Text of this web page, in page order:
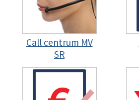
Call centrum MV
SR